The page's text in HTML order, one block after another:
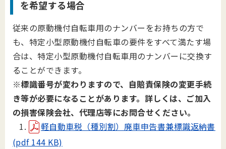
を希望する場合
従来の原動機付自転車用のナンバーをお持ちの方で
も、特定小型原動機付自転車の要件をすべて満たす場
合は、特定小型原動機付自転車用のナンバーに交換す
ることができます。
※標識番号が変わりますので、自賠責保険の変更手続
き等が必要になることがあります。詳しくは、ご加入
の損害保険会社、代理店等にお問合せください。
1.
軽自動車税（種別割）廃車申告書兼標識返納書
(pdf 144 KB)